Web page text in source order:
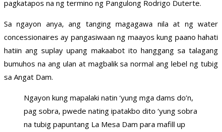
pagkatapos na ng termino ng Pangulong Rodrigo Duterte.
Sa ngayon anya, ang tanging magagawa nila at ng water
concessionaires ay pangasiwaan ng maayos kung paano hahati
hatiin ang suplay upang makaabot ito hanggang sa talagang
bumuhos na ang ulan at magbalik sa normal ang lebel ng tubig
sa Angat Dam.
Ngayon kung mapalaki natin ‘yung mga dams do’n,
pag sobra, pwede nating ipatakbo dito ‘yung sobra
na tubig papuntang La Mesa Dam para mafill up